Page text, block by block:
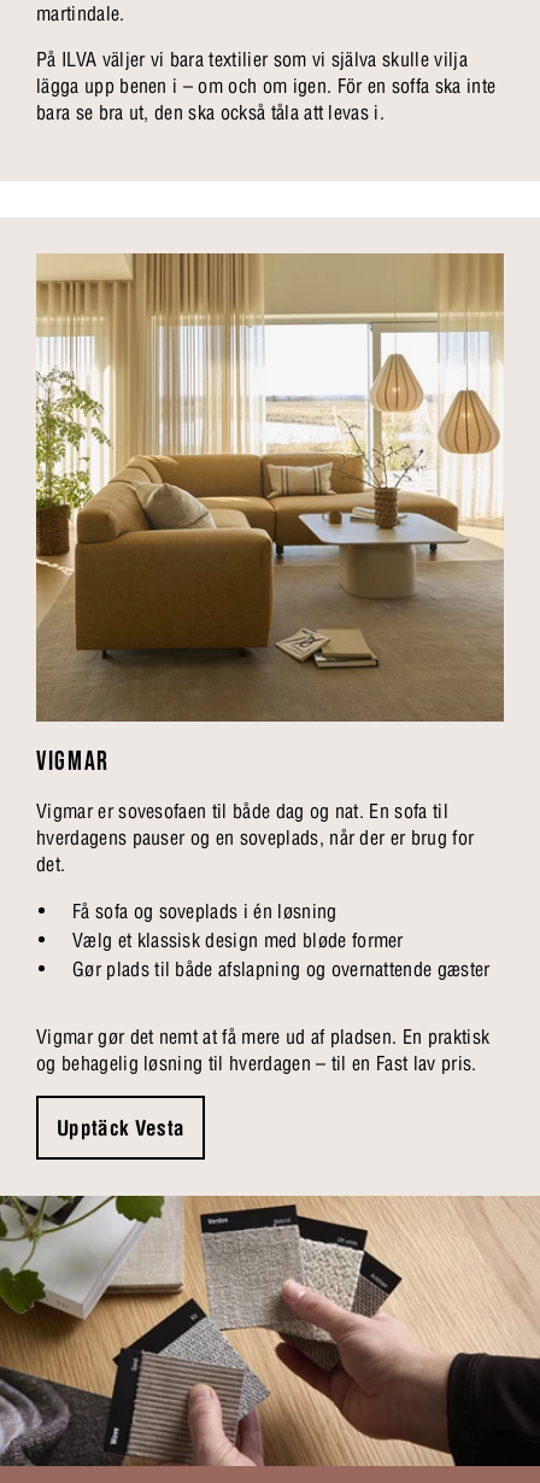
martindale.
På ILVA väljer vi bara textilier som vi själva skulle vilja
lägga upp benen i – om och om igen. För en soffa ska inte
bara se bra ut, den ska också tåla att levas i.
VIGMAR
Vigmar er sovesofaen til både dag og nat. En sofa til
hverdagens pauser og en soveplads, når der er brug for
det.
Få sofa og soveplads i én løsning
Vælg et klassisk design med bløde former
Gør plads til både afslapning og overnattende gæster
Vigmar gør det nemt at få mere ud af pladsen. En praktisk
og behagelig løsning til hverdagen – til en Fast lav pris.
Upptäck Vesta